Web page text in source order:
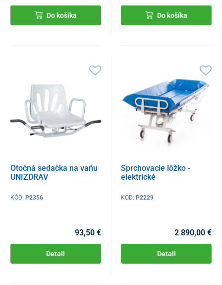
Do košíka Do košíka
Otočná sedačka na vaňu
UNIZDRAV
KÓD: P2356
93,50 €
Detail
Sprchovacie lôžko -
elektrické
KÓD: P2229
2 890,00 €
Detail